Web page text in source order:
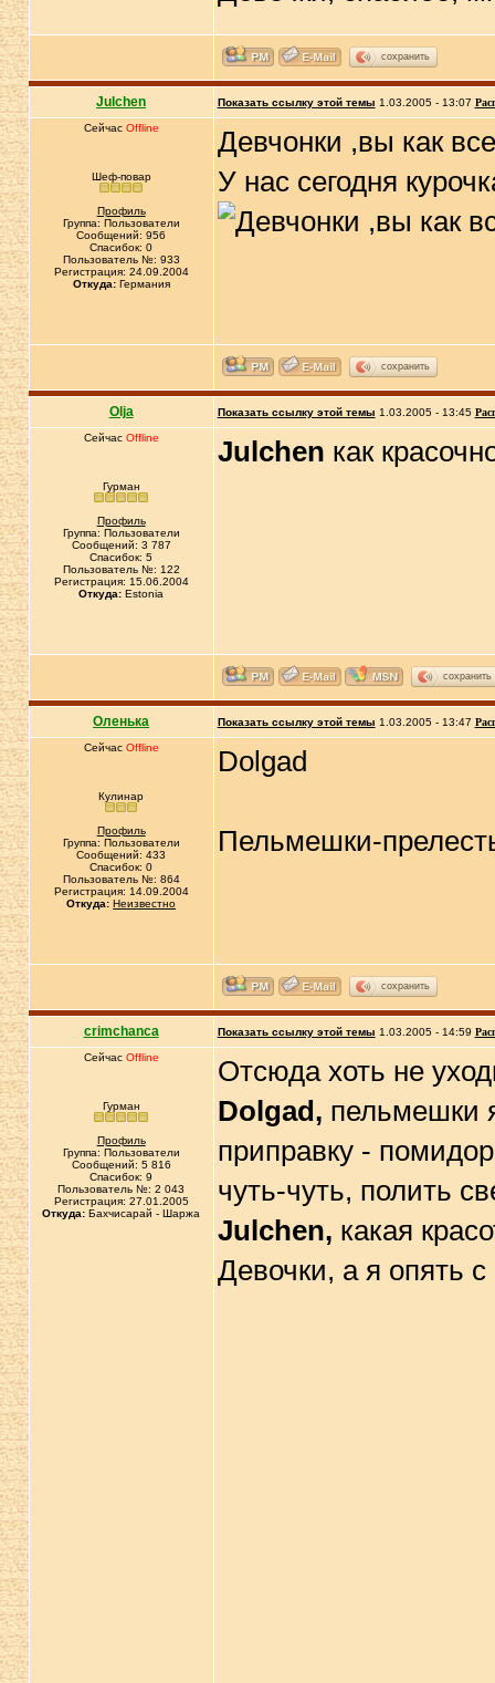
сохранить
Julchen Показать ссылку этой темы 1.03.2005 - 13:07
Сейчас Offline
Шеф-повар
Профиль
Группа: Пользователи
Сообщений: 956
Спасибок: 0
Пользователь №: 933
Регистрация: 24.09.2004
Откуда:Германия
Девчонки ,вы как
У нас сегодня
сохранить
Olja Показать ссылку этой темы 1.03.2005 - 13:45
Сейчас Offline
Гурман
Профиль
Группа: Пользователи
Сообщений: 3 787
Спасибок: 5
Пользователь №: 122
Регистрация: 15.06.2004
Откуда: Estonia
Julchen как
сохранить
Оленька Показать ссылку этой темы 1.03.2005 - 13:47
Сейчас Offline
Кулинар
Профиль
Группа: Пользователи
Сообщений: 433
Спасибок: 0
Пользователь №: 864
Регистрация: 14.09.2004
Откуда: Неизвестно
Dolgad
Пельмешки-
сохранить
crimchanca Показать ссылку этой темы 1.03.2005 - 14:59
Сейчас Offline
Гурман
Профиль
Группа: Пользователи
Сообщений: 5 816
Спасибок: 9
Пользователь №: 2 043
Регистрация: 27.01.2005
Откуда: Бахчисарай - Шаржа
Отсюда хоть не
Dolgad, пельмешки
приправку -
чуть-чуть, полить
Julchen, какая
Девочки, а я опять